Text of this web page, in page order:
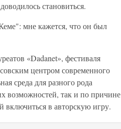
становиться.
мне кажется, что он был
«Dadanet», фестиваля
центром современного
среда для разного рода
возможностей, так и по причине
включиться в авторскую игру.